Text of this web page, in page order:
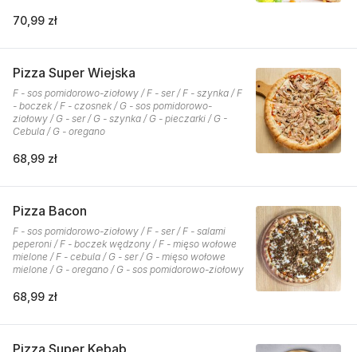
70,99 zł
Pizza Super Wiejska
F - sos pomidorowo-ziołowy / F - ser / F - szynka / F
- boczek / F - czosnek / G - sos pomidorowo-
ziołowy / G - ser / G - szynka / G - pieczarki / G -
Cebula / G - oregano
68,99 zł
Pizza Bacon
F - sos pomidorowo-ziołowy / F - ser / F - salami
peperoni / F - boczek wędzony / F - mięso wołowe
mielone / F - cebula / G - ser / G - mięso wołowe
mielone / G - oregano / G - sos pomidorowo-ziołowy
68,99 zł
Pizza Super Kebab